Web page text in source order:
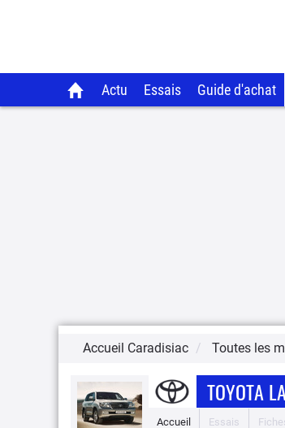
Actu Essais Guide d'achat
Accueil Caradisiac Toutes les
TOYOTA
Accueil Essais